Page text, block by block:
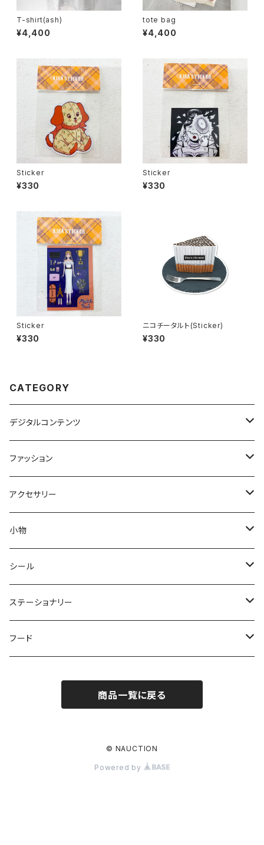
T-shirt(ash)
¥4,400
tote bag
¥4,400
Sticker
¥330
Sticker
¥330
Sticker
¥330
ニコチータルト(Sticker)
¥330
CATEGORY
デジタルコンテンツ
電子書籍
ファッション
Tシャツ
ソックス
アクセサリー
ピアス
金属アレルギー対応ピアス
ネックレス
ブレスレット
小物
スマホケース
スマホリング
キーホルダー
シール
ステッカー
タトゥーシール
ステーショナリー
ポストカード
フード
商品一覧に戻る
© NAUCTION
Powered by